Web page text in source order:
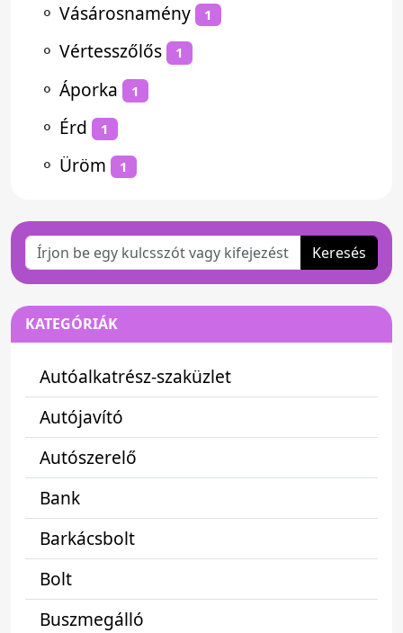
⚬ Vásárosnamény 1
⚬ Vértesszőlős 1
⚬ Áporka 1
⚬ Érd 1
⚬ Üröm 1
Keresés
KATEGÓRIÁK
Autóalkatrész-szaküzlet
Autójavító
Autószerelő
Bank
Barkácsbolt
Bolt
Buszmegálló